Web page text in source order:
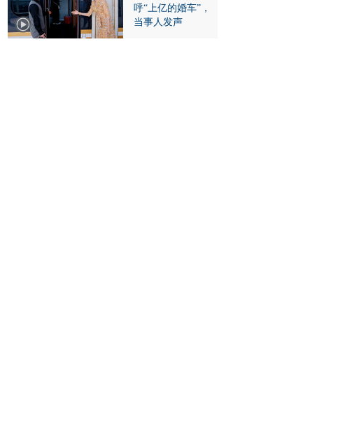
呼“上亿的婚车”，
当事人发声